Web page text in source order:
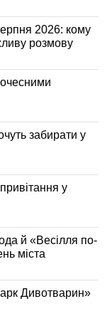
2026: кому
розмову
забирати у
у
й «Весілля по-
міста
Дивотварин»